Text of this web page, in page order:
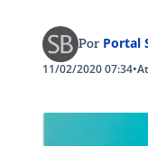
Por Portal
11/02/2020 07:34•